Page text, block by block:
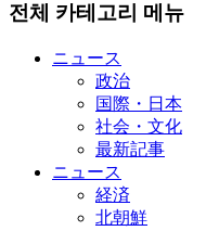
전체 카테고리 메뉴
ニュース
政治
国際・日本
社会・文化
最新記事
ニュース
経済
北朝鮮